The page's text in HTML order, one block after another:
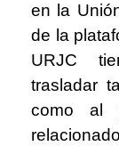
en la
de la
URJC
trasladar
como al